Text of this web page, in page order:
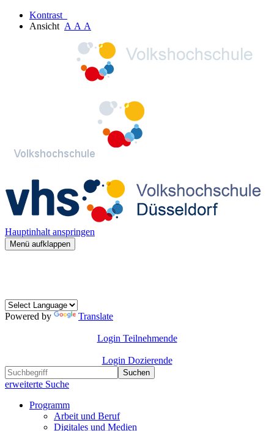
Kontrast
Ansicht A A A
Hauptinhalt anspringen
Menü aufklappen
Powered by Translate
Login Teilnehmende
Login Dozierende
Suchen
erweiterte Suche
Programm
Arbeit und Beruf
Digitales und Medien